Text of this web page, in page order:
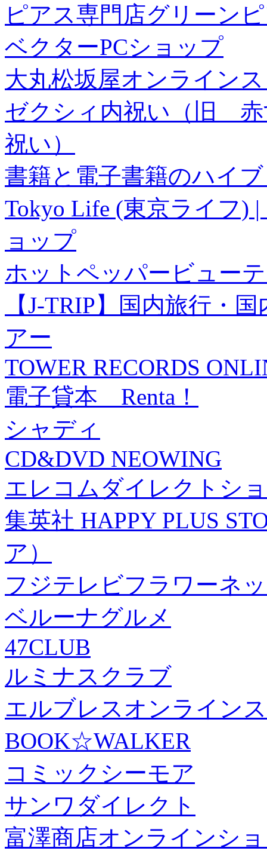
ピアス専門店グリーン
ベクターPCショップ
大丸松坂屋オンライン
ゼクシィ内祝い（旧 赤
祝い）
書籍と電子書籍のハイ
Tokyo Life (東京ライフ)
ョップ
ホットペッパービュー
【J-TRIP】国内旅行・
アー
TOWER RECORDS
電子貸本 Renta！
シャディ
CD&DVD NEOWING
エレコムダイレクトシ
集英社 HAPPY PLUS
ア）
フジテレビフラワーネ
ベルーナグルメ
47CLUB
ルミナスクラブ
エルブレスオンライン
BOOK☆WALKER
コミックシーモア
サンワダイレクト
富澤商店オンラインシ